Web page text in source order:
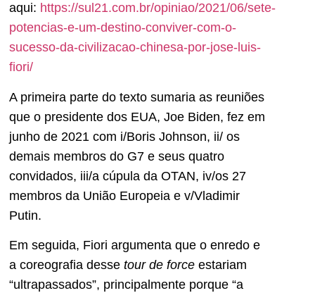
aqui: https://sul21.com.br/opiniao/2021/06/sete-
potencias-e-um-destino-conviver-com-o-
sucesso-da-civilizacao-chinesa-por-jose-luis-
fiori/
A primeira parte do texto sumaria as reuniões
que o presidente dos EUA, Joe Biden, fez em
junho de 2021 com i/Boris Johnson, ii/ os
demais membros do G7 e seus quatro
convidados, iii/a cúpula da OTAN, iv/os 27
membros da União Europeia e v/Vladimir
Putin.
Em seguida, Fiori argumenta que o enredo e
a coreografia desse tour de force estariam
“ultrapassados”, principalmente porque “a